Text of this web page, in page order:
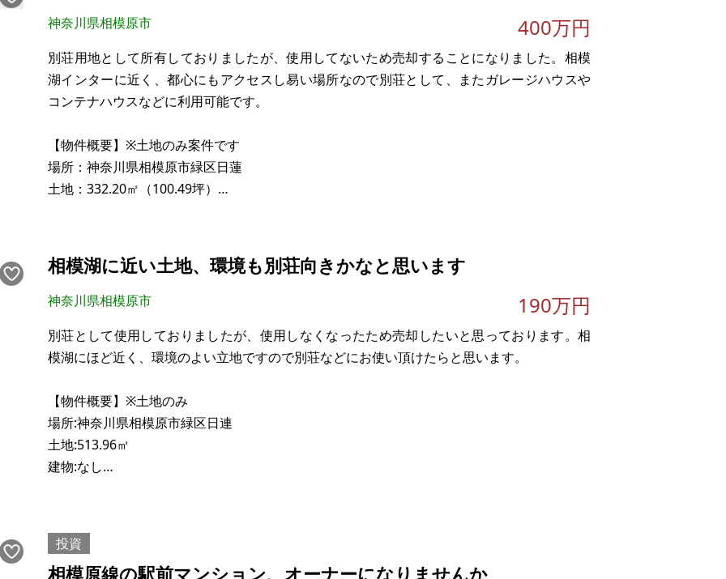
【物件
神奈川県相模原市 400万円
別荘用地として所有しておりましたが、使用してないため売却することになりました。相模
湖インターに近く、都心にもアクセスし易い場所なので別荘として、またガレージハウスや
コンテナハウスなどに利用可能です。
【物件概要】※土地のみ案件です
場所：神奈川県相模原市緑区日蓮
土地：332.20㎡（100.49坪）
現況：更地（造成済み）水道引込有／プロパン
希望価格：400万円
相模湖に近い土地、環境も別荘向きかなと思います
神奈川県相模原市 190万円
別荘として使用しておりましたが、使用しなくなったため売却したいと思っております。相
模湖にほど近く、環境のよい立地ですので別荘などにお使い頂けたらと思います。
【物件概要】※土地のみ
場所:神奈川県相模原市緑区日連
土地:513.96㎡
建物:なし
希望価格:190万円
投資
相模原線の駅前マンション、オーナーになりませんか